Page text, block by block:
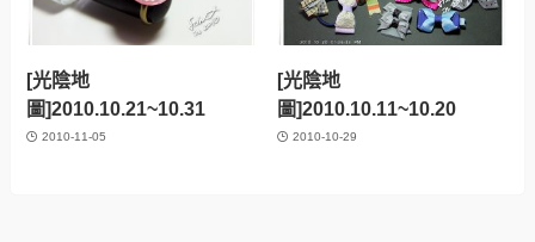
[光陰地
圖]2010.10.21~10.31
2010-11-05
[光陰地
圖]2010.10.11~10.20
2010-10-29